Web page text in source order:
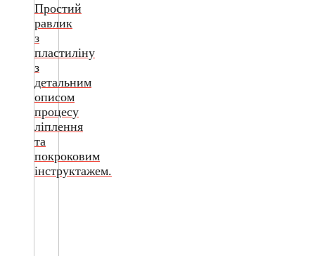
Простий
равлик
з
пластиліну
з
детальним
описом
процесу
ліплення
та
покроковим
інструктажем.